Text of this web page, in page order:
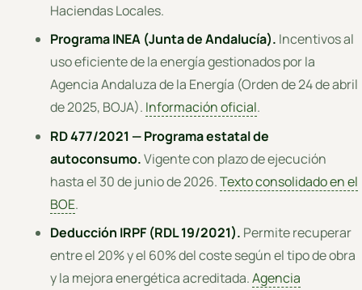
Haciendas Locales.
Programa INEA (Junta de Andalucía). Incentivos al
uso eficiente de la energía gestionados por la
Agencia Andaluza de la Energía (Orden de 24 de abril
de 2025, BOJA). Información oficial.
RD 477/2021 — Programa estatal de
autoconsumo.Vigente con plazo de ejecución
hasta el 30 de junio de 2026.Texto consolidado en el
BOE.
Deducción IRPF (RDL 19/2021). Permite recuperar
entre el 20% y el 60% del coste según el tipo de obra
y la mejora energética acreditada.Agencia